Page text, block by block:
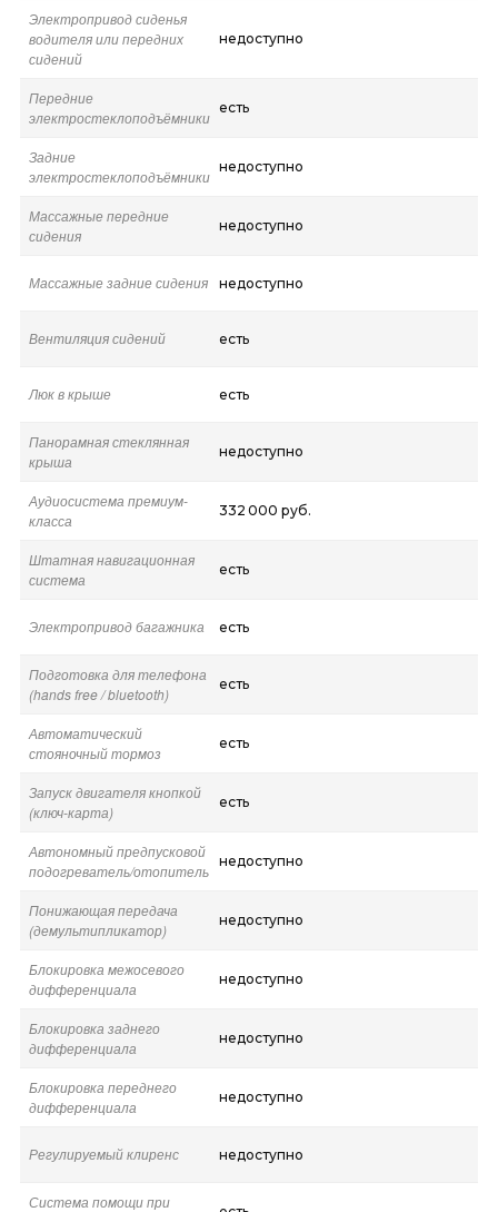
Электропривод сиденья
водителя или передних
сидений
недоступно
Передние
электростеклоподъёмники
есть
Задние
электростеклоподъёмники
недоступно
Массажные передние
сидения
недоступно
Массажные задние сидения недоступно
Вентиляция сидений есть
Люк в крыше есть
Панорамная стеклянная
крыша
недоступно
Аудиосистема премиум-
класса
332 000 руб.
Штатная навигационная
система
есть
Электропривод багажника есть
Подготовка для телефона
(hands free / bluetooth)
есть
Автоматический
стояночный тормоз
есть
Запуск двигателя кнопкой
(ключ-карта)
есть
Автономный предпусковой
подогреватель/отопитель
недоступно
Понижающая передача
(демультипликатор)
недоступно
Блокировка межосевого
дифференциала
недоступно
Блокировка заднего
дифференциала
недоступно
Блокировка переднего
дифференциала
недоступно
Регулируемый клиренс недоступно
Система помощи при